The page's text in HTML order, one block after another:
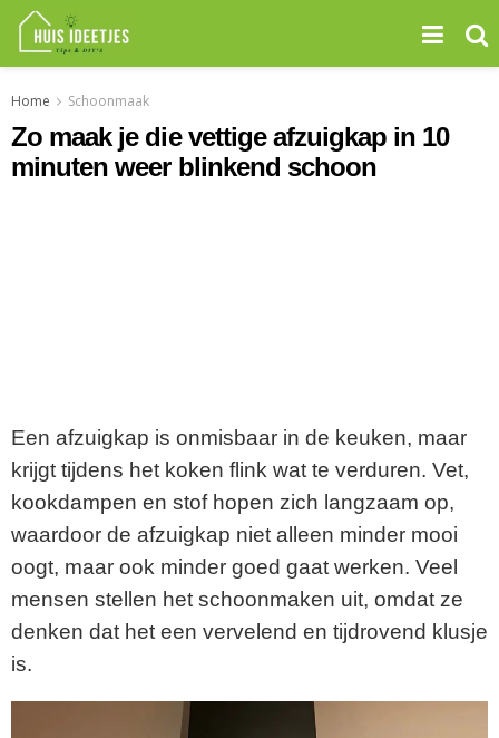
Home Schoonmaak
Zo maak je die vettige afzuigkap in 10
minuten weer blinkend schoon
Een afzuigkap is onmisbaar in de keuken, maar
krijgt tijdens het koken flink wat te verduren. Vet,
kookdampen en stof hopen zich langzaam op,
waardoor de afzuigkap niet alleen minder mooi
oogt, maar ook minder goed gaat werken. Veel
mensen stellen het schoonmaken uit, omdat ze
denken dat het een vervelend en tijdrovend klusje
is.